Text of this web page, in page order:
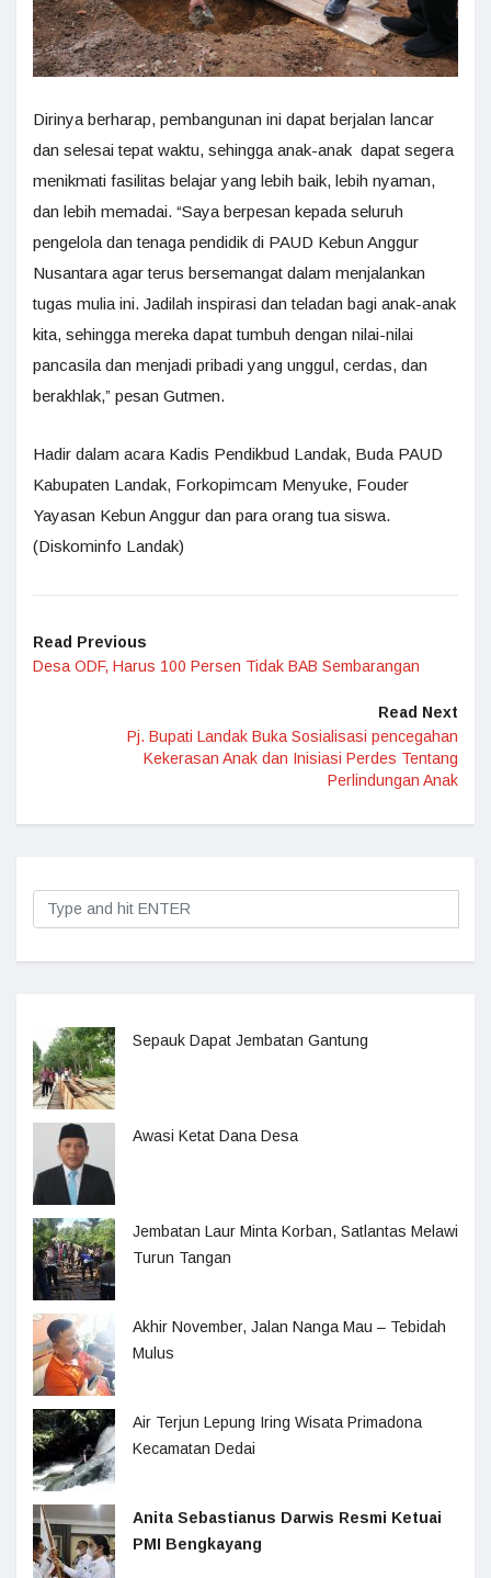
Dirinya berharap, pembangunan ini dapat berjalan lancar
dan selesai tepat waktu, sehingga anak-anak dapat segera
menikmati fasilitas belajar yang lebih baik, lebih nyaman,
dan lebih memadai. “Saya berpesan kepada seluruh
pengelola dan tenaga pendidik di PAUD Kebun Anggur
Nusantara agar terus bersemangat dalam menjalankan
tugas mulia ini. Jadilah inspirasi dan teladan bagi anak-anak
kita, sehingga mereka dapat tumbuh dengan nilai-nilai
pancasila dan menjadi pribadi yang unggul, cerdas, dan
berakhlak,” pesan Gutmen.
Hadir dalam acara Kadis Pendikbud Landak, Buda PAUD
Kabupaten Landak, Forkopimcam Menyuke, Fouder
Yayasan Kebun Anggur dan para orang tua siswa.
(Diskominfo Landak)
Read Previous
Desa ODF, Harus 100 Persen Tidak BAB Sembarangan
Read Next
Pj. Bupati Landak Buka Sosialisasi pencegahan
Kekerasan Anak dan Inisiasi Perdes Tentang
Perlindungan Anak
Sepauk Dapat Jembatan Gantung
Awasi Ketat Dana Desa
Jembatan Laur Minta Korban, Satlantas Melawi
Turun Tangan
Akhir November, Jalan Nanga Mau – Tebidah
Mulus
Air Terjun Lepung Iring Wisata Primadona
Kecamatan Dedai
Anita Sebastianus Darwis Resmi Ketuai
PMI Bengkayang